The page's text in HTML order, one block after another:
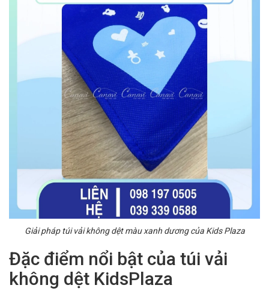
Giải pháp túi vải không dệt màu xanh dương của Kids Plaza
Đặc điểm nổi bật của túi vải
không dệt KidsPlaza